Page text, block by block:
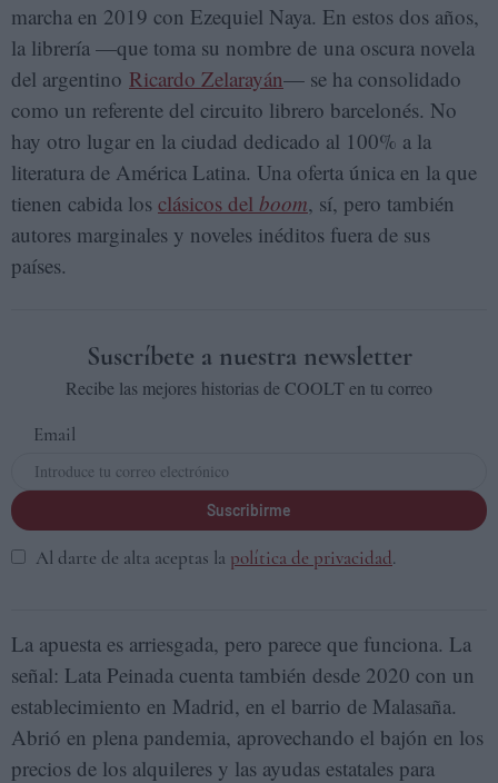
marcha en 2019 con Ezequiel Naya. En estos dos años,
la librería —que toma su nombre de una oscura novela
del argentino Ricardo Zelarayán— se ha consolidado
como un referente del circuito librero barcelonés. No
hay otro lugar en la ciudad dedicado al 100% a la
literatura de América Latina. Una oferta única en la que
tienen cabida los clásicos del boom, sí, pero también
autores marginales y noveles inéditos fuera de sus
países.
Suscríbete a nuestra newsletter
Recibe las mejores historias de COOLT en tu correo
Email
Suscribirme
Al darte de alta aceptas la política de privacidad.
La apuesta es arriesgada, pero parece que funciona. La
señal: Lata Peinada cuenta también desde 2020 con un
establecimiento en Madrid, en el barrio de Malasaña.
Abrió en plena pandemia, aprovechando el bajón en los
precios de los alquileres y las ayudas estatales para